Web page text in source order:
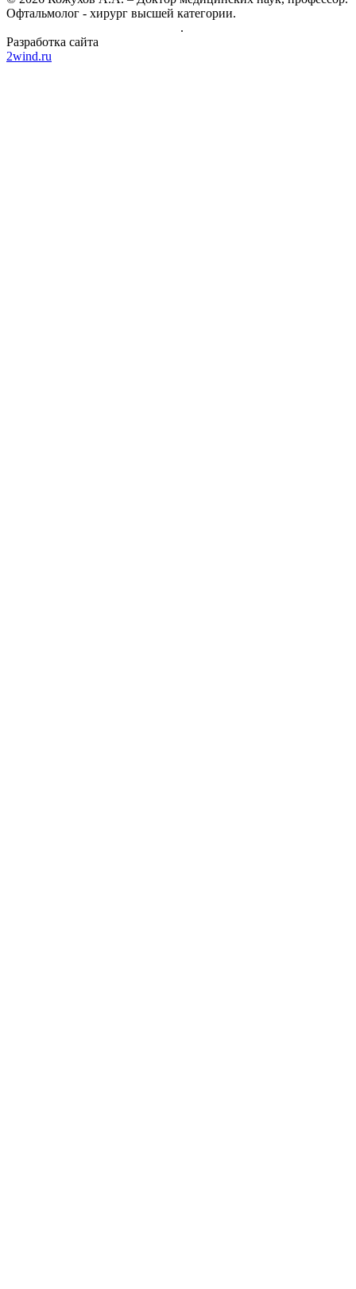
Офтальмолог - хирург высшей категории.
.
Разработка сайта
2wind.ru